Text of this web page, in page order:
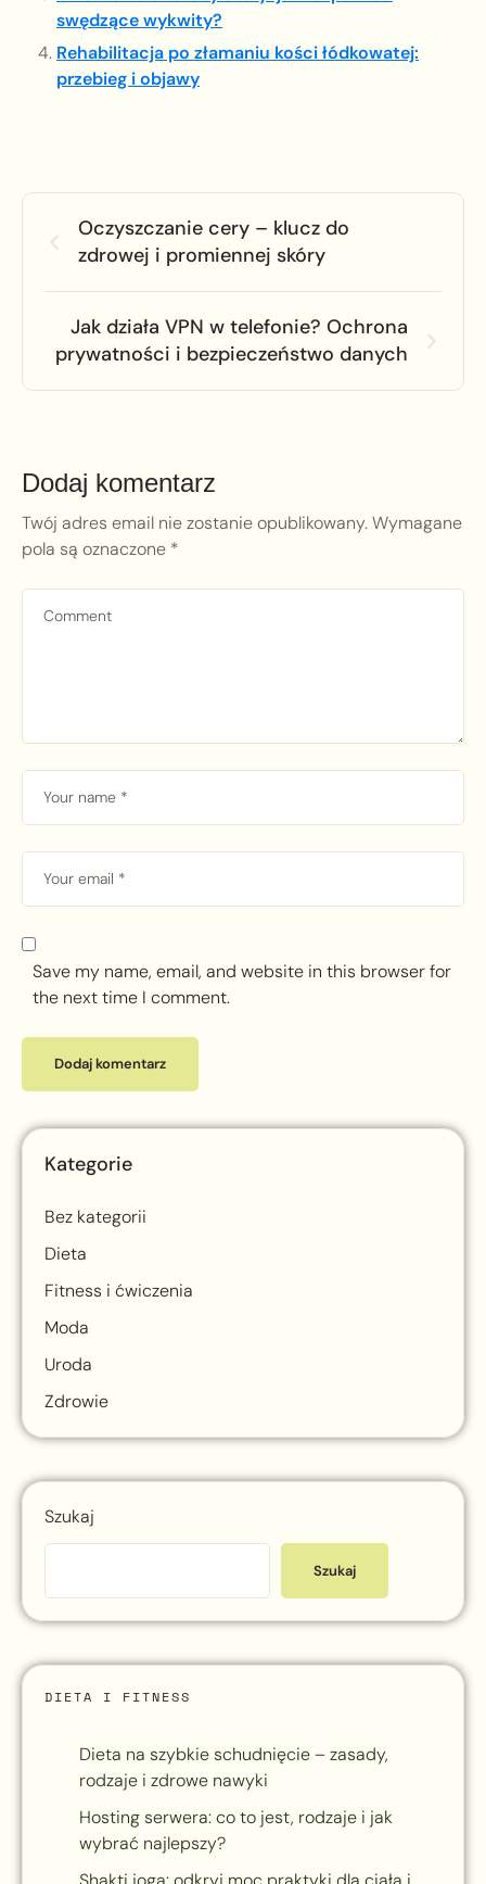
swędzące wykwity?
Rehabilitacja po złamaniu kości łódkowatej:
przebieg i objawy
Oczyszczanie cery – klucz do
zdrowej i promiennej skóry
Jak działa VPN w telefonie? Ochrona
prywatności i bezpieczeństwo danych
Dodaj komentarz
Twój adres email nie zostanie opublikowany.Wymagane
pola są oznaczone *
Save my name, email, and website in this browser for
the next time I comment.
Kategorie
Bez kategorii
Dieta
Fitness i ćwiczenia
Moda
Uroda
Zdrowie
Szukaj
Szukaj
DIETA I FITNESS
Dieta na szybkie schudnięcie – zasady,
rodzaje i zdrowe nawyki
Hosting serwera: co to jest, rodzaje i jak
wybrać najlepszy?